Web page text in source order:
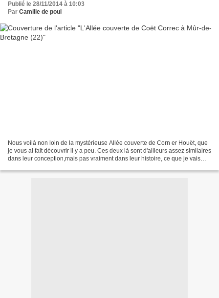
Publié le 28/11/2014 à 10:03
Par Camille de poul
Nous voilà non loin de la mystérieuse Allée couverte de Corn er Houët, que
je vous ai fait découvrir il y a peu. Ces deux là sont d'ailleurs assez similaires
dans leur conception,mais pas vraiment dans leur histoire, ce que je vais